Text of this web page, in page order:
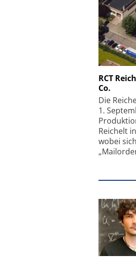
RCT
Co.
Die
1.
Reichelt
wobei